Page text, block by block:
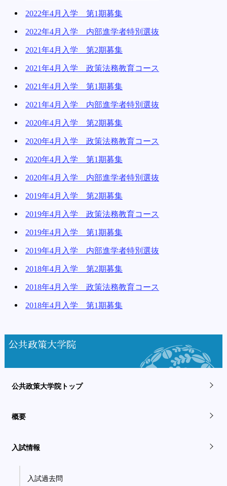
2022年4月入学 第1期募集
2022年4月入学 内部進学者特別選抜
2021年4月入学 第2期募集
2021年4月入学 政策法務教育コース
2021年4月入学 第1期募集
2021年4月入学 内部進学者特別選抜
2020年4月入学 第2期募集
2020年4月入学 政策法務教育コース
2020年4月入学 第1期募集
2020年4月入学 内部進学者特別選抜
2019年4月入学 第2期募集
2019年4月入学 政策法務教育コース
2019年4月入学 第1期募集
2019年4月入学 内部進学者特別選抜
2018年4月入学 第2期募集
2018年4月入学 政策法務教育コース
2018年4月入学 第1期募集
公共政策大学院
公共政策大学院トップ
概要
入試情報
入試過去問